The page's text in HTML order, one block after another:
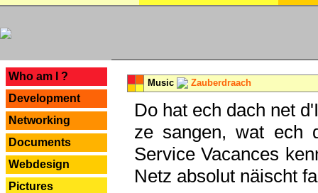
Who am I ?
Development
Networking
Documents
Webdesign
Pictures
Music Zauberdraach
Do hat ech dach net
ze sangen, wat ech
Service Vacances
Netz absolut näischt